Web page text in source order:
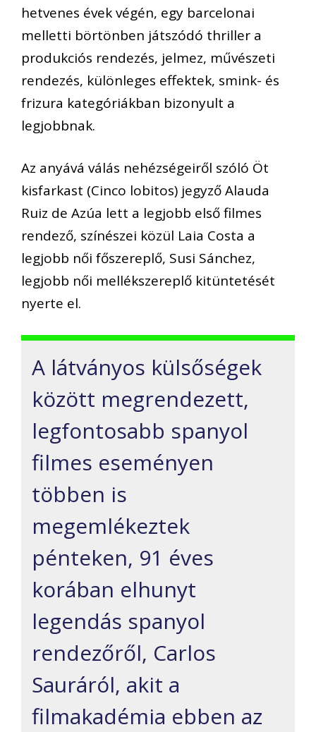
hetvenes évek végén, egy barcelonai
melletti börtönben játszódó thriller a
produkciós rendezés, jelmez, művészeti
rendezés, különleges effektek, smink- és
frizura kategóriákban bizonyult a
legjobbnak.
Az anyává válás nehézségeiről szóló Öt
kisfarkast (Cinco lobitos) jegyző Alauda
Ruiz de Azúa lett a legjobb első filmes
rendező, színészei közül Laia Costa a
legjobb női főszereplő, Susi Sánchez,
legjobb női mellékszereplő kitüntetését
nyerte el.
A látványos külsőségek
között megrendezett,
legfontosabb spanyol
filmes eseményen
többen is
megemlékeztek
pénteken, 91 éves
korában elhunyt
legendás spanyol
rendezőről, Carlos
Sauráról, akit a
filmakadémia ebben az